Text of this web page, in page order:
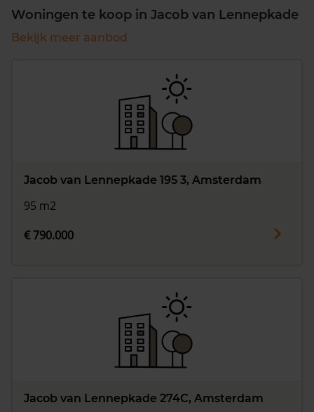
Woningen te koop in Jacob van Lennepkade
Bekijk meer aanbod
Jacob van Lennepkade 195 3, Amsterdam
95 m2
€ 790.000
Jacob van Lennepkade 274C, Amsterdam